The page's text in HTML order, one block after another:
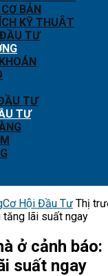
BẢN
KỸ THUẬT
TƯ
TƯ
TƯ
Cơ Hội Đầu Tư Thị
tăng lãi suất ngay
ở cảnh báo:
suất ngay